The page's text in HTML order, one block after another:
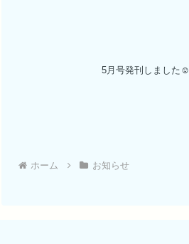
5月号発刊しました☺
ホーム お知らせ